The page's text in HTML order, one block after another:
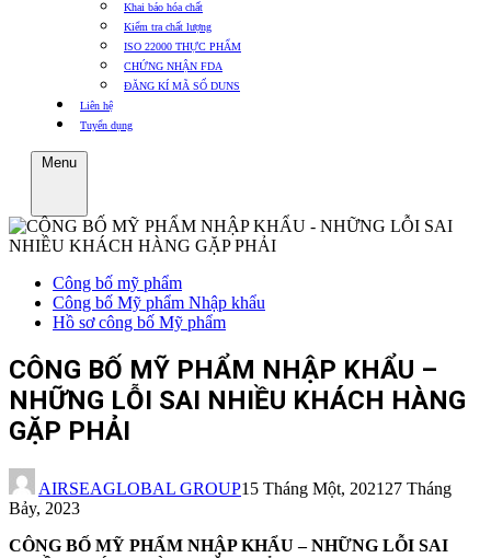
Khai báo hóa chất
Kiểm tra chất lượng
ISO 22000 THỰC PHẨM
CHỨNG NHẬN FDA
ĐĂNG KÍ MÃ SỐ DUNS
Liên hệ
Tuyển dụng
Menu
Công bố mỹ phẩm
Công bố Mỹ phẩm Nhập khẩu
Hồ sơ công bố Mỹ phẩm
CÔNG BỐ MỸ PHẨM NHẬP KHẨU –
NHỮNG LỖI SAI NHIỀU KHÁCH HÀNG
GẶP PHẢI
AIRSEAGLOBAL GROUP15 Tháng Một, 2021 27 Tháng
Bảy, 2023
CÔNG BỐ MỸ PHẨM NHẬP KHẨU – NHỮNG LỖI SAI